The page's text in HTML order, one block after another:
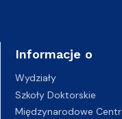
Informacje o
Wydziały
Szkoły Doktorskie
Międzynarodowe